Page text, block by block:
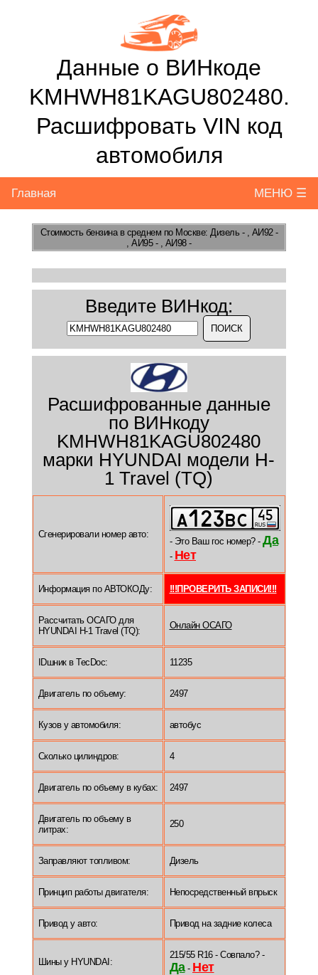
Данные о ВИНкоде
KMHWH81KAGU802480.
Расшифровать VIN код
автомобиля
Главная МЕНЮ ☰
Стоимость бензинав среднем по Москве: Дизель - , АИ92 -
, АИ95 - , АИ98 -
Введите ВИНкод:
Расшифрованные данные
по ВИНкоду
KMHWH81KAGU802480
марки HYUNDAI модели H-
1 Travel (TQ)
Сгенерировали номер авто:
- Это Ваш гос номер? - Да
- Нет
Информация по АВТОКОДу: !!!ПРОВЕРИТЬ ЗАПИСИ!!!
Рассчитать ОСАГО для
HYUNDAI H-1 Travel (TQ):
Онлайн ОСАГО
IDшник в TecDoc: 11235
Двигатель по объему: 2497
Кузов у автомобиля: автобус
Сколько цилиндров: 4
Двигатель по объему в кубах: 2497
Двигатель по объему в
литрах:
250
Заправляют топливом: Дизель
Принцип работы двигателя: Непосредственный впрыск
Привод у авто: Привод на задние колеса
Шины у HYUNDAI:
215/55 R16 - Совпало? -
Да- Нет